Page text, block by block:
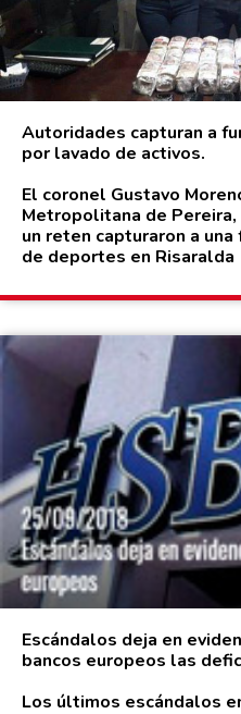
Autoridades capturan a
por lavado de activos.
El coronel Gustavo
Metropolitana de
un reten capturaron a
de deportes en Risaralda
Escándalos deja en
bancos europeos las
Los últimos escándalos